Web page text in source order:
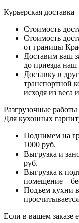
Курьерская доставка
Стоимость
Стоимость
от границы
Доставим ваш
до приезда наш
Доставку в
транспортной
исходя из веса
Разгрузочные работы
Для кухонных
Поднимем на
1000 руб.
Выгрузка и
руб.
Выгрузка к
помещение –
Подъем кухни
Если в вашем заказе